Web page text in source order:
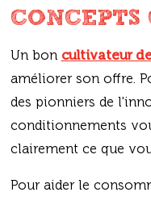
CONCEPTS
Un bon cultivateur
améliorer son offre.
des pionniers de
conditionnements
clairement ce que
Pour aider le